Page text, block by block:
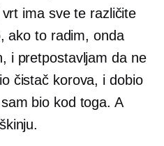
ima sve te različite
ako to radim, onda
i pretpostavljam da ne
čistač korova, i dobio
bio kod toga. A